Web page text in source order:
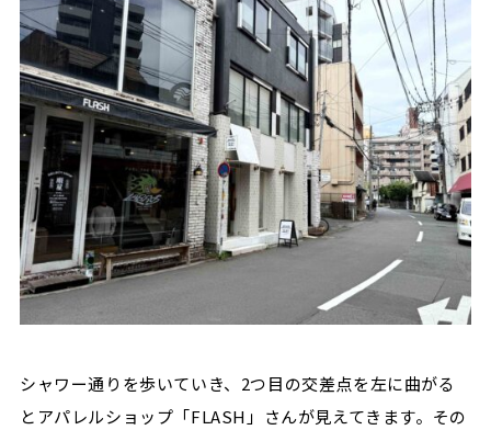
シャワー通りを歩いていき、2つ目の交差点を左に曲がる
とアパレルショップ「FLASH」さんが見えてきます。その